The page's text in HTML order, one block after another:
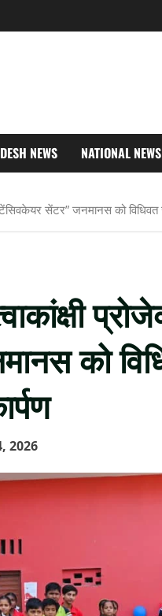
NEWS NATIONAL NEWS
सेंटर” जनमानस को विधिवत
को
2026